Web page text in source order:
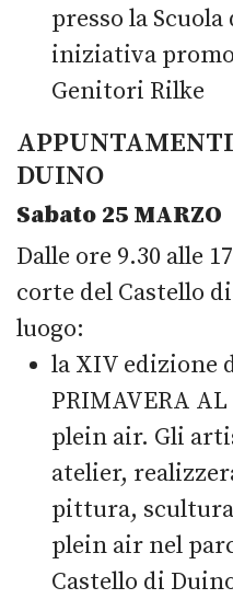
presso la
iniziativa
Genitori Rilke
DUINO
Sabato 25 MARZO
Dalle ore 9.30 alle
corte del Castello
luogo:
la XIV edizione
PRIMAVERA
plein air. Gli
atelier,
pittura,
plein air nel
Castello di